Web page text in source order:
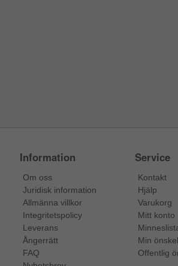
Information
Om oss
Juridisk information
Allmänna villkor
Integritetspolicy
Leverans
Ångerrätt
FAQ
Service
Kontakt
Hjälp
Varukorg
Mitt konto
Min
Offentlig